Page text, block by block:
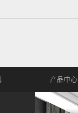
产品中心